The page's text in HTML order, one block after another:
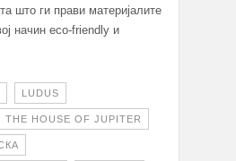
што ги прави материјалите
начин eco-friendly и
LUDUS
THE HOUSE OF JUPITER